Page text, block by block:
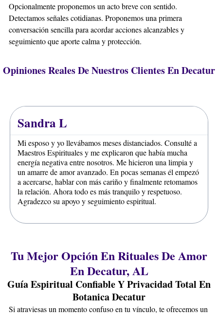
Opcionalmente proponemos un acto breve con sentido.
Detectamos señales cotidianas. Proponemos una primera
conversación sencilla para acordar acciones alcanzables y
seguimiento que aporte calma y protección.
Opiniones Reales De Nuestros Clientes En Decatur
Sandra L
Mi esposo y yo llevábamos meses distanciados. Consulté a
Maestros Espirituales y me explicaron que había mucha
energía negativa entre nosotros. Me hicieron una limpia y
un amarre de amor avanzado. En pocas semanas él empezó
a acercarse, hablar con más cariño y finalmente retomamos
la relación. Ahora todo es más tranquilo y respetuoso.
Agradezco su apoyo y seguimiento espiritual.
Tu Mejor Opción En Rituales De Amor
En Decatur, AL
Guía Espiritual Confiable Y Privacidad Total En
Botanica Decatur
Si atraviesas un momento confuso en tu vínculo, te ofrecemos un